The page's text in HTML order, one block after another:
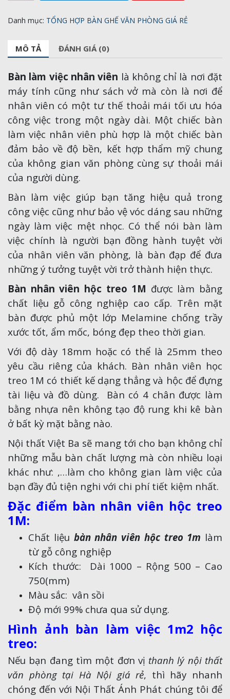
Danh mục: TỔNG HỢP BÀN GHẾ VĂN PHÒNG GIÁ RẺ
MÔ TẢ ĐÁNH GIÁ (0)
Bàn làm việc nhân viên là không chỉ là nơi đặt
máy tính cũng như sách vở mà còn là nơi để
nhân viên có một tư thế thoải mái tối ưu hóa
công việc trong một ngày dài. Một chiếc bàn
làm việc nhân viên phù hợp là một chiếc bàn
đảm bảo về độ bền, kết hợp thẩm mỹ chung
của không gian văn phòng cùng sự thoải mái
của người dùng.
Bàn làm việc giúp bạn tăng hiệu quả trong
công việc cũng như bảo vệ vóc dáng sau những
ngày làm việc mệt nhọc. Có thể nói bàn làm
việc chính là người bạn đồng hành tuyệt vời
của nhân viên văn phòng, là bàn đạp để đưa
những ý tưởng tuyệt vời trở thành hiện thực.
Bàn nhân viên hộc treo 1M được làm bằng
chất liệu gỗ công nghiệp cao cấp. Trên mặt
bàn được phủ một lớp Melamine chống trầy
xước tốt, ẩm mốc, bóng đẹp theo thời gian.
Với độ dày 18mm hoặc có thể là 25mm theo
yêu cầu riêng của khách. Bàn nhân viên học
treo 1M có thiết kế dạng thẳng và hộc để đựng
tài liệu và đồ dùng. Bàn có 4 chân được làm
bằng nhựa nên không tạo độ rung khi kê bàn
ở bất kỳ mặt bằng nào.
Nội thất Việt Ba sẽ mang tới cho bạn không chỉ
những mẫu bàn chất lượng mà còn nhiều loại
khác như: ,…làm cho không gian làm việc của
bạn đầy đủ tiện nghi với chi phí tiết kiệm nhất.
Đặc điểm bàn nhân viên hộc treo
1M:
Chất liệu bàn nhân viên hộc treo 1m làm
từ gỗ công nghiệp
Kích thước: Dài 1000 – Rộng 500 – Cao
750(mm)
Màu sắc: vân sồi
Độ mới 99% chưa qua sử dụng.
Hình ảnh bàn làm việc 1m2 hộc
treo:
Nếu bạn đang tìm một đơn vị thanh lý nội thất
văn phòng tại Hà Nội giá rẻ, thì hãy nhanh
chóng đến với Nội Thất Ánh Phát chúng tôi để